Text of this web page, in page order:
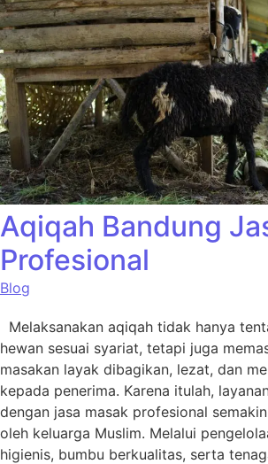
Aqiqah Bandung
Profesional
Blog
Melaksanakan aqiqah tidak hanya
hewan sesuai syariat, tetapi juga
masakan layak dibagikan, lezat, dan
kepada penerima. Karena itulah,
dengan jasa masak profesional
oleh keluarga Muslim. Melalui
higienis, bumbu berkualitas, serta